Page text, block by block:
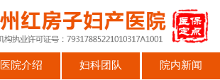
医院介绍 妇科团队 院内新闻